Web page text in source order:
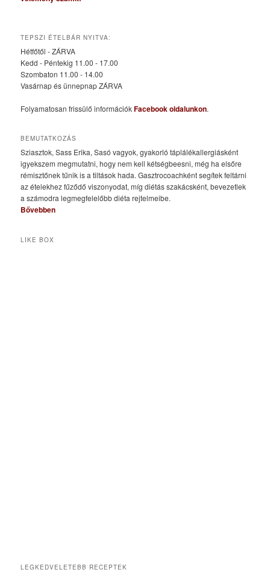
TEPSZI ÉTELBÁR NYITVA:
Hétfőtől - ZÁRVA
Kedd - Péntekig 11.00 - 17.00
Szombaton 11.00 - 14.00
Vasárnap és ünnepnap ZÁRVA
Folyamatosan frissülő információkFacebook oldalunkon.
BEMUTATKOZÁS
Sziasztok, Sass Erika, Sasó vagyok, gyakorló táplálékallergiásként
igyekszem megmutatni, hogy nem kell kétségbeesni, még ha elsőre
rémisztőnek tűnik is a tiltások hada. Gasztrocoachként segítek feltárni
az ételekhez fűződő viszonyodat, míg diétás szakácsként, bevezetlek
a számodra legmegfelelőbb diéta rejtelmeibe.
Bővebben
LIKE BOX
LEGKEDVELETEBB RECEPTEK